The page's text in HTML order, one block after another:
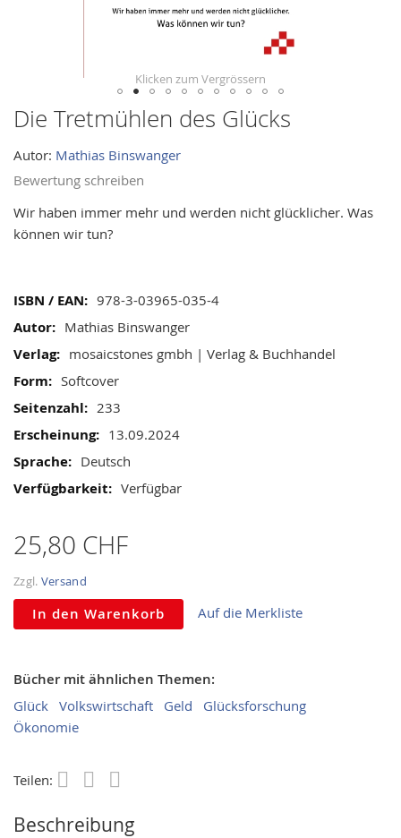
Die Tretmühlen des Glücks
Autor: Mathias Binswanger
Bewertung schreiben
Wir haben immer mehr und werden nicht glücklicher. Was
können wir tun?
Mehr
Informationen
978-3-03965-035-4
Mathias Binswanger
mosaicstones gmbh | Verlag & Buchhandel
Softcover
233
13.09.2024
Deutsch
Verfügbar
25,80 CHF
Zzgl. Versand
In den Warenkorb Auf die Merkliste
Bücher mit ähnlichen Themen:
Glück Volkswirtschaft Geld
Glücksforschung
Ökonomie
Teilen:
Skip
the
beginning
the
images
Beschreibung